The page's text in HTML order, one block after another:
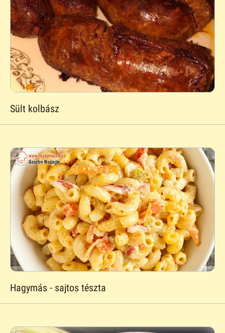
Sült kolbász
Hagymás - sajtos tészta